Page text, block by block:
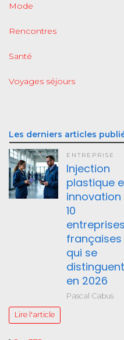
Mode
Rencontres
Santé
Voyages séjours
Les derniers articles
ENTREPRISE
Injection
plastique
innovation
10
entreprises
françaises
qui se
distinguent
en 2026
Pascal Cabus
Lire l'article